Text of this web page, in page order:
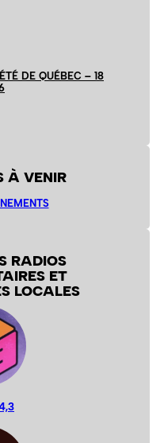
DE QUÉBEC – 18
À VENIR
RADIOS
ET
LOCALES